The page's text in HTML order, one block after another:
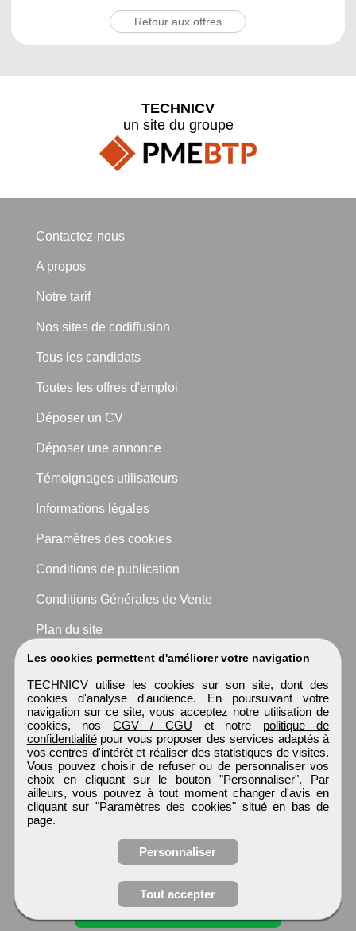
Candidature spontanée
Retour aux offres
Les cookies permettent d'améliorer votre navigation
TECHNICV utilise les cookies sur son site, dont des
cookies d'analyse d'audience. En poursuivant votre
navigation sur ce site, vous acceptez notre utilisation de
cookies, nos CGV / CGU et notre politique de
confidentialitépour vous proposer des services adaptés à
vos centres d'intérêt et réaliser des statistiques de visites.
Vous pouvez choisir de refuser ou de personnaliser vos
choix en cliquant sur le bouton "Personnaliser". Par
ailleurs, vous pouvez à tout moment changer d'avis en
cliquant sur "Paramètres des cookies" situé en bas de
page.
Personnaliser
Tout accepter
TECHNICV
un site du groupe
Contactez-nous
A propos
Notre tarif
Nos sites de codiffusion
Tous les candidats
Toutes les offres d'emploi
Déposer un CV
Déposer une annonce
Témoignages utilisateurs
Informations légales
Paramètres des cookies
Conditions de publication
Conditions Générales de Vente
Plan du site
TECHNICV
Tous droits réservés © 1999 - 2026